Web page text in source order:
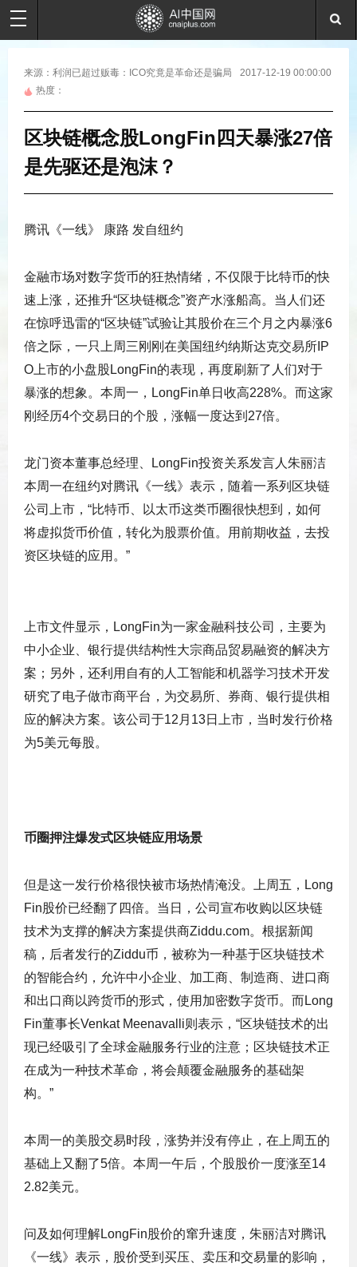
来源： 利润已超过贩毒：ICO究竟是革命还是骗局
2017-12-19 00:00:00
热度：
区块链概念股LongFin四天暴涨27倍
是先驱还是泡沫？
腾讯《一线》 康路 发自纽约
金融市场对数字货币的狂热情绪，不仅限于比特币的快
速上涨，还推升“区块链概念”资产水涨船高。当人们还
在惊呼迅雷的“区块链”试验让其股价在三个月之内暴涨6
倍之际，一只上周三刚刚在美国纽约纳斯达克交易所IP
O上市的小盘股LongFin的表现，再度刷新了人们对于
暴涨的想象。本周一，LongFin单日收高228%。而这家
刚经历4个交易日的个股，涨幅一度达到27倍。
龙门资本董事总经理、LongFin投资关系发言人朱丽洁
本周一在纽约对腾讯《一线》表示，随着一系列区块链
公司上市，“比特币、以太币这类币圈很快想到，如何
将虚拟货币价值，转化为股票价值。用前期收益，去投
资区块链的应用。”
上市文件显示，LongFin为一家金融科技公司，主要为
中小企业、银行提供结构性大宗商品贸易融资的解决方
案；另外，还利用自有的人工智能和机器学习技术开发
研究了电子做市商平台，为交易所、券商、银行提供相
应的解决方案。该公司于12月13日上市，当时发行价格
为5美元每股。
币圈押注爆发式区块链应用场景
但是这一发行价格很快被市场热情淹没。上周五，Long
Fin股价已经翻了四倍。当日，公司宣布收购以区块链
技术为支撑的解决方案提供商Ziddu.com。根据新闻
稿，后者发行的Ziddu币，被称为一种基于区块链技术
的智能合约，允许中小企业、加工商、制造商、进口商
和出口商以跨货币的形式，使用加密数字货币。而Long
Fin董事长Venkat Meenavalli则表示，“区块链技术的出
现已经吸引了全球金融服务行业的注意；区块链技术正
在成为一种技术革命，将会颠覆金融服务的基础架
构。”
本周一的美股交易时段，涨势并没有停止，在上周五的
基础上又翻了5倍。本周一午后，个股股价一度涨至14
2.82美元。
问及如何理解LongFin股价的窜升速度，朱丽洁对腾讯
《一线》表示，股价受到买压、卖压和交易量的影响，